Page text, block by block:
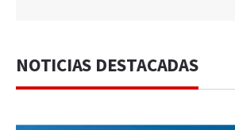
NOTICIAS DESTACADAS